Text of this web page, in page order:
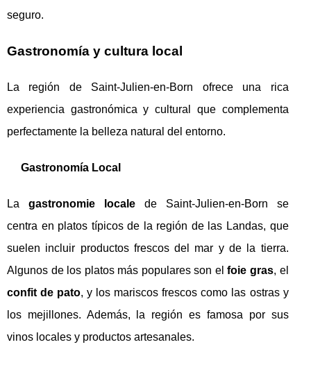
seguro.
Gastronomía y cultura local
La región de Saint-Julien-en-Born ofrece una rica
experiencia gastronómica y cultural que complementa
perfectamente la belleza natural del entorno.
Gastronomía Local
La gastronomie localede Saint-Julien-en-Born se
centra en platos típicos de la región de las Landas, que
suelen incluir productos frescos del mar y de la tierra.
Algunos de los platos más populares son elfoie gras, el
confit de pato, y los mariscos frescos como las ostras y
los mejillones. Además, la región es famosa por sus
vinos locales y productos artesanales.